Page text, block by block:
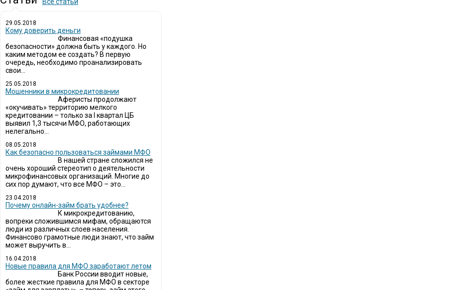
29.05.2018
Кому доверить деньги
Финансовая «подушка
безопасности» должна быть у каждого. Но
каким методом ее создать? В первую
очередь, необходимо проанализировать
свои...
25.05.2018
Мошенники в микрокредитовании
Аферисты продолжают
«окучивать» территорию мелкого
кредитовании – только за I квартал ЦБ
выявил 1,3 тысячи МФО, работающих
нелегально...
08.05.2018
Как безопасно пользоваться займами МФО
В нашей стране сложился не
очень хороший стереотип о деятельности
микрофинансовых организаций. Многие до
сих пор думают, что все МФО – это...
23.04.2018
Почему онлайн-займ брать удобнее?
К микрокредитованию,
вопреки сложившимся мифам, обращаются
люди из различных слоев населения.
Финансово грамотные люди знают, что займ
может выручить в...
16.04.2018
Новые правила для МФО заработают летом
Банк России вводит новые,
более жесткие правила для МФО в секторе